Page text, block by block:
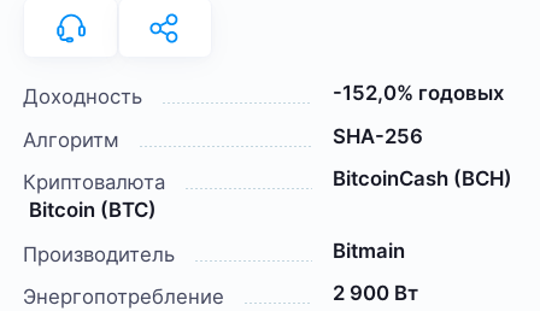
Доходность
-152,0% годовых
Алгоритм
SHA-256
Криптовалюта
BitcoinCash (BCH)
Bitcoin (BTC)
Производитель
Bitmain
Энергопотребление
2 900 Вт